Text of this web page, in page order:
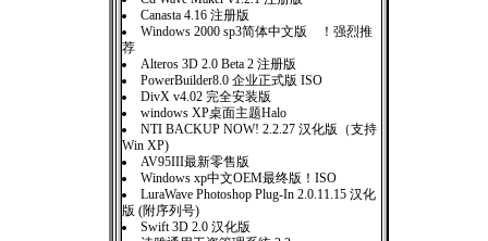
Canasta 4.16 注册版
Windows 2000 sp3简体中文版 ！强烈推
荐
Alteros 3D 2.0 Beta 2 注册版
PowerBuilder8.0 企业正式版 ISO
DivX v4.02 完全安装版
windows XP桌面主题Halo
NTI BACKUP NOW! 2.2.27 汉化版（支持
Win XP)
AV95III最新零售版
Windows xp中文OEM最终版！ISO
LuraWave Photoshop Plug-In 2.0.11.15 汉化
版 (附序列号)
Swift 3D 2.0 汉化版